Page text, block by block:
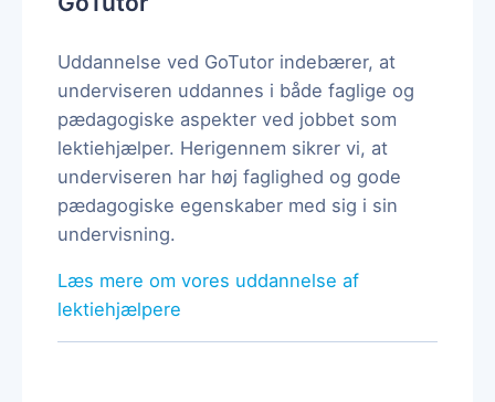
Uddannelse ved GoTutor indebærer, at
underviseren uddannes i både faglige og
pædagogiske aspekter ved jobbet som
lektiehjælper. Herigennem sikrer vi, at
underviseren har høj faglighed og gode
pædagogiske egenskaber med sig i sin
undervisning.
Læs mere om vores uddannelse af
lektiehjælpere